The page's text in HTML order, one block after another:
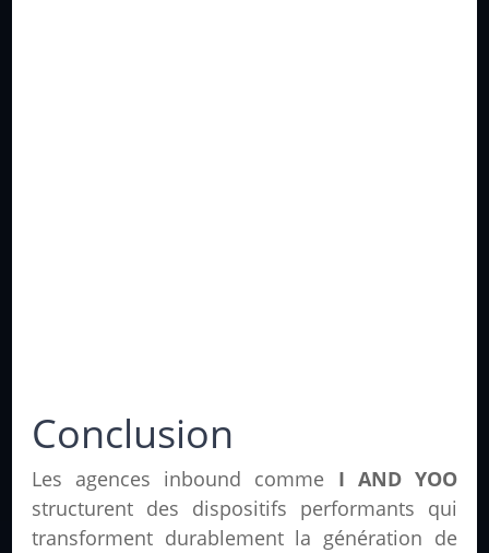
Conclusion
Les agences inbound comme I AND YOO
structurent des dispositifs performants qui
transforment durablement la génération de